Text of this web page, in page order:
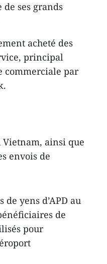
ses grands
acheté des
principal
commerciale par
Vietnam, ainsi que
envois de
yens d’APD au
de
pour